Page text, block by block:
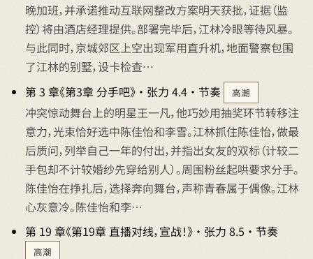
晚加班，并承诺推动互联网整改方案明天获批，证据（监
控）将由酒店经理提供。部署完毕后，江林冷眼等待风暴。
与此同时，京城郊区上空出现军用直升机，地面警察包围
了江林的别墅，设卡检查…
第 3 章《第3章 分手吧》 · 张力 4.4 · 节奏
高潮
冲突惊动舞台上的明星王一凡，他巧妙用抽奖环节转移注
意力，光束恰好选中陈佳怡和李雪。江林抓住陈佳怡，做最
后质问，列举自己一年的付出，并指出女友的双标（计较二
手包却不计较婚纱先穿给别人）。周围粉丝起哄要求分手。
陈佳怡在挣扎后，选择奔向舞台，声称青春属于偶像。江林
心灰意冷。陈佳怡和李…
第 19 章《第19章 直播对线，宣战！》 · 张力 8.5 · 节奏
高潮